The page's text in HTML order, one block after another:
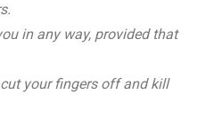
in any way, provided that
your fingers off and kill